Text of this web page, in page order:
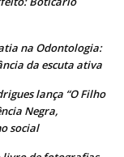
na Odontologia:
da escuta ativa
lança “O Filho
Negra,
social